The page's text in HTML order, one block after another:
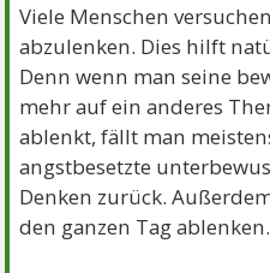
Viele Menschen
abzulenken. Dies hilft
Denn wenn man seine
mehr auf ein anderes
ablenkt, fällt man
angstbesetzte
Denken zurück.
den ganzen Tag ablenken.